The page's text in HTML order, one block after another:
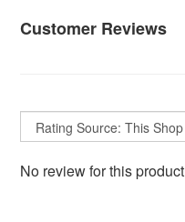
Customer Reviews
No review for this product